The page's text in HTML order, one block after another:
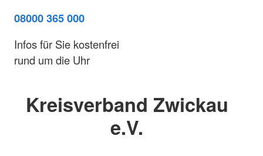
08000 365 000
Infos für Sie kostenfrei
rund um die Uhr
Kreisverband Zwickau
e.V.